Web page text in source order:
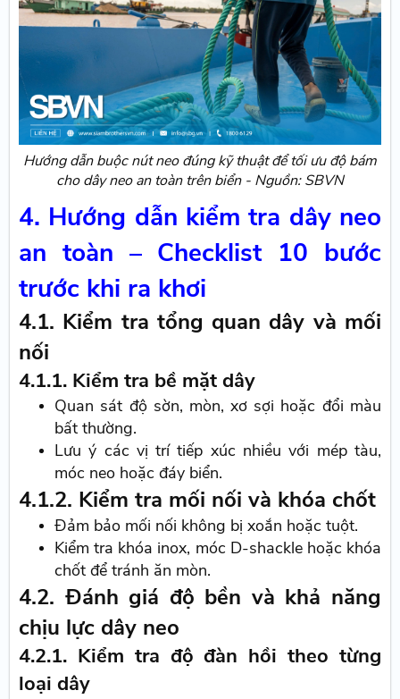
Hướng dẫn buộc nút neo đúng kỹ thuật để tối ưu độ bám
cho dây neo an toàn trên biển - Nguồn: SBVN
4. Hướng dẫn kiểm tra dây neo
an toàn – Checklist 10 bước
trước khi ra khơi
4.1. Kiểm tra tổng quan dây và mối
nối
4.1.1. Kiểm tra bề mặt dây
Quan sát độ sờn, mòn, xơ sợi hoặc đổi màu
bất thường.
Lưu ý các vị trí tiếp xúc nhiều với mép tàu,
móc neo hoặc đáy biển.
4.1.2. Kiểm tra mối nối và khóa chốt
Đảm bảo mối nối không bị xoắn hoặc tuột.
Kiểm tra khóa inox, móc D-shackle hoặc khóa
chốt để tránh ăn mòn.
4.2. Đánh giá độ bền và khả năng
chịu lực dây neo
4.2.1. Kiểm tra độ đàn hồi theo từng
loại dây